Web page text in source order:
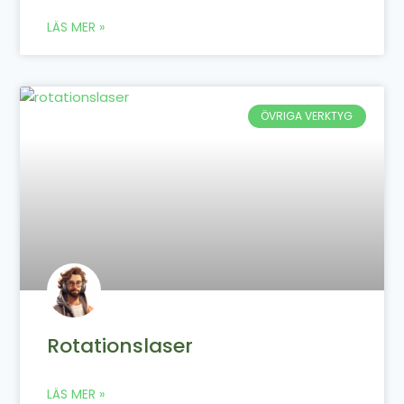
LÄS MER »
ÖVRIGA VERKTYG
Rotationslaser
LÄS MER »